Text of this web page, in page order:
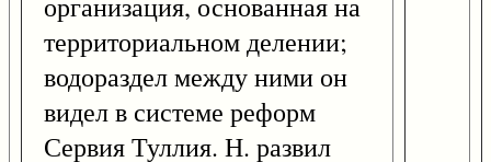
территориальном делении;
водораздел между ними он
видел в системе реформ
Сервия Туллия. Н. развил